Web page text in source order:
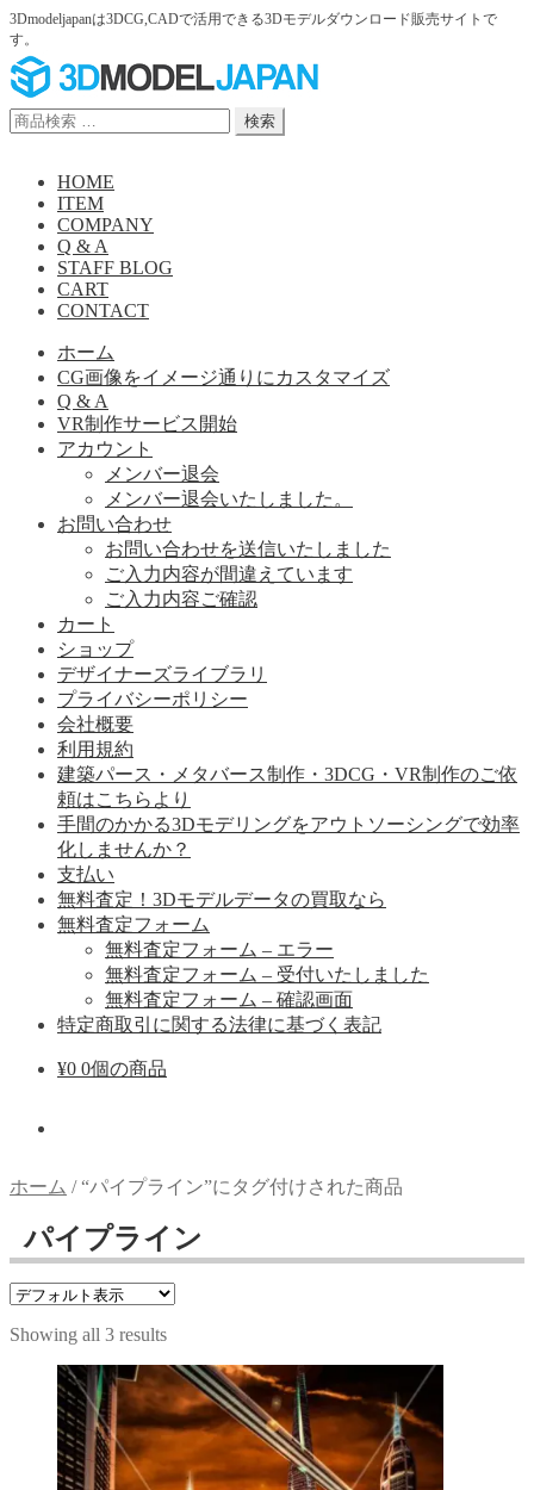
3Dmodeljapanは3DCG,CADで活用できる3Dモデルダウンロード販売サイトで
す。
ナ
ビ
ゲ
ー
コ
ン
テ
ン
検
検索
HOME
ITEM
COMPANY
Q & A
STAFF BLOG
CART
CONTACT
ホーム
CG画像をイメージ通りにカスタマイズ
Q & A
VR制作サービス開始
アカウント
メンバー退会
メンバー退会いたしました。
お問い合わせ
お問い合わせを送信いたしました
ご入力内容が間違えています
ご入力内容ご確認
カート
ショップ
デザイナーズライブラリ
プライバシーポリシー
会社概要
利用規約
建築パース・メタバース制作・3DCG・VR制作のご依
頼はこちらより
手間のかかる3Dモデリングをアウトソーシングで効率
化しませんか？
支払い
無料査定！3Dモデルデータの買取なら
無料査定フォーム
無料査定フォーム – エラー
無料査定フォーム – 受付いたしました
無料査定フォーム – 確認画面
特定商取引に関する法律に基づく表記
¥0 0個の商品
ホーム /“パイプライン”にタグ付けされた商品
パイプライン
Showing all 3 results